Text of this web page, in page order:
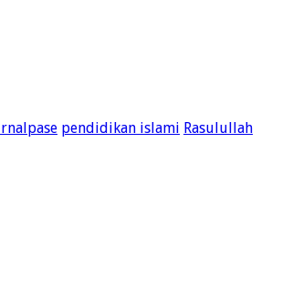
pendidikan islami Rasulullah